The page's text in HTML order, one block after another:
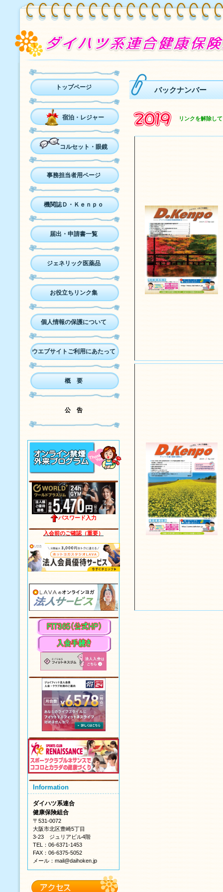
バックナンバー
リンクを解除し
トップページ
宿泊・レジャー
コルセット・眼鏡
事務担当者用ページ
機関誌Ｄ・Ｋｅｎｐｏ
届出・申請書一覧
ジェネリック医薬品
お役立ちリンク集
個人情報の保護について
ウエブサイトご利用にあたって
概 要
公 告
パスワード入力
入会前のご確認（重要）
Information
ダイハツ系連合
健康保険組合
〒531-0072
大阪市北区豊崎5丁目
3-23 ジュリアビル4階
TEL：06-6371-1453
FAX：06-6375-5052
メール：mail@daihoken.jp